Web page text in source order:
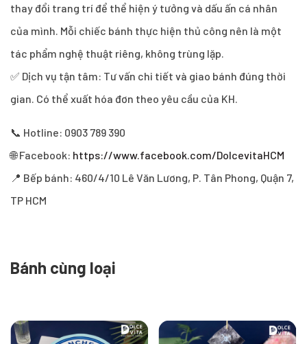
thay đổi trang trí để thể hiện ý tưởng và dấu ấn cá nhân
của mình. Mỗi chiếc bánh thực hiện thủ công nên là một
tác phẩm nghệ thuật riêng, không trùng lặp.
✅ Dịch vụ tận tâm: Tư vấn chi tiết và giao bánh đúng thời
gian. Có thể xuất hóa đơn theo yêu cầu của KH.
📞 Hotline: 0903 789 390
🌐 Facebook: https://www.facebook.com/DolcevitaHCM
📍 Bếp bánh: 460/4/10 Lê Văn Lương, P. Tân Phong, Quận 7,
TP HCM
Bánh cùng loại